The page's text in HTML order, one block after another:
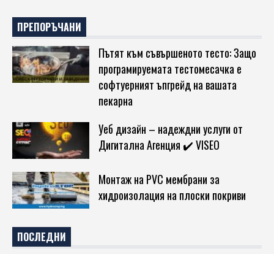
ПРЕПОРЪЧАНИ
Пътят към съвършеното тесто: Защо
програмируемата тестомесачка е
софтуерният ъпгрейд на вашата
пекарна
Уеб дизайн – надеждни услуги от
Дигитална Агенция ✔️ VISEO
Монтаж на PVC мембрани за
хидроизолация на плоски покриви
ПОСЛЕДНИ